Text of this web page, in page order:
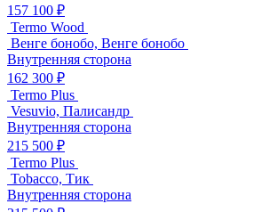
157 100 ₽
Termo Wood
Венге бонобо, Венге бонобо
Внутренняя сторона
162 300 ₽
Termo Plus
Vesuvio, Палисандр
Внутренняя сторона
215 500 ₽
Termo Plus
Tobacco, Тик
Внутренняя сторона